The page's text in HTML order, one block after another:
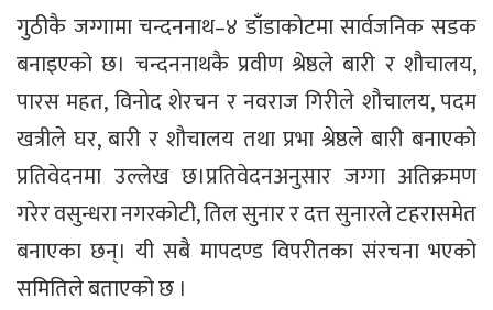
गुठीकै जग्गामा चन्दननाथ–४ डाँडाकोटमा सार्वजनिक सडक
बनाइएको छ। चन्दननाथकै प्रवीण श्रेष्ठले बारी र शौचालय,
पारस महत, विनोद शेरचन र नवराज गिरीले शौचालय, पदम
खत्रीले घर, बारी र शौचालय तथा प्रभा श्रेष्ठले बारी बनाएको
प्रतिवेदनमा उल्लेख छ।प्रतिवेदनअनुसार जग्गा अतिक्रमण
गरेर वसुन्धरा नगरकोटी, तिल सुनार र दत्त सुनारले टहरासमेत
बनाएका छन्। यी सबै मापदण्ड विपरीतका संरचना भएको
समितिले बताएको छ ।